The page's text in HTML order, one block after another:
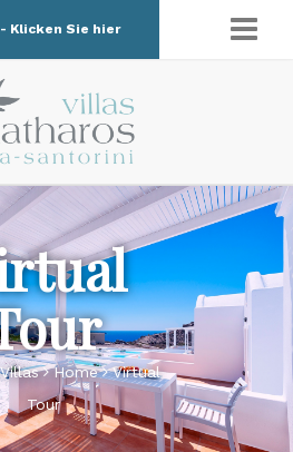
Klicken Sie hier
Home
Virtual
Tour